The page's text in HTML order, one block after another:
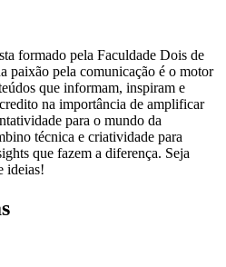
formado pela Faculdade Dois de
paixão pela comunicação é o motor
que informam, inspiram e
na importância de amplificar
para o mundo da
técnica e criatividade para
que fazem a diferença. Seja
ideias!